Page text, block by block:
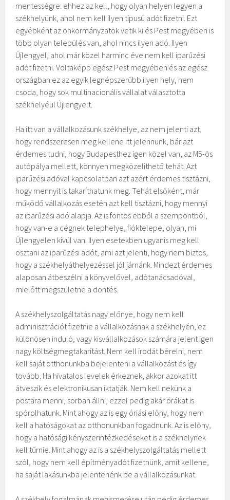
mentességre: ehhez az kell, hogy olyan helyen legyen a
székhelyünk, ahol nem kell ilyen típusú adót fizetni. Ezt
egyébként az önkormányzatok vetik ki és Pest megyében is
több olyan település van, ahol nincs ilyen adó. Ilyen
Újlengyel, ahol már közel harminc éve nem kell iparűzési
adót fizetni. Voltaképp egész Pest megyében és az egész
országban ez az egyik legnépszerűbb ilyen hely, nem
csoda, hogy sok multinacionális vállalat választotta
székhelyéül Újlengyelt.
Ha itt van a vállalkozásunk székhelye, az nem jelenti azt,
hogy rendszeresen meg kellene itt jelennünk, bár azt
érdemes tudni, hogy Budapesthez igen közel van, az M5-ös
autópálya mellett, könnyen megközelíthető tehát. Azt
iparűzési adóval kapcsolatban azt azért érdemes tisztázni,
hogy mennyit is takaríthatunk meg. Tehát elsőként, már
működő vállalkozás esetén azt kell tisztázni, hogy mennyi
az iparűzési adó alapja. Az is fontos ebből a szempontból,
hogy van-e a cégnek telephelye, fióktelepe, olyan, mi
Újlengyelen kívül van. Ilyen esetekben ugyanis meg kell
osztani az iparűzési adót, ami azt jelenti, hogy nem biztos,
hogy a székhelyáthelyezéssel jól járnánk. Mindezt érdemes
alaposan átbeszélni a könyvelővel, adótanácsadóval,
mielőtt megszületne a döntés.
A székhelyszolgáltatás nagy előnye, hogy nem kell
adminisztrációt fizetnie a vállalkozásnak a székhelyén, ez
különösen induló, vagy kisvállalkozások számára jelent igen
nagy költségmegtakarítást. Nem kell irodát bérelni, nem
kell saját otthonunkba bejelenteni a vállalkozást és így
tovább. Ha hivatalos levelek érkeznek, akkor azokat itt
átveszik és elektronikusan iktatják. Nem kell nekünk a
postára menni, sorban állni, ezzel pedig akár órákat is
spórolhatunk. Mint ahogy az is egy óriási előny, hogy nem
kell a hatóságokat az otthonunkban fogadnunk. Az is előny,
hogy a hatósági kényszerintézkedéseket is a székhelynek
kell tűrnie. Mint ahogy az is a székhelyszolgáltatás mellett
szól, hogy nem kell építményadót fizetnünk, amit kellene,
ha saját lakásunkba jelentenénk be a vállalkozásunkat.